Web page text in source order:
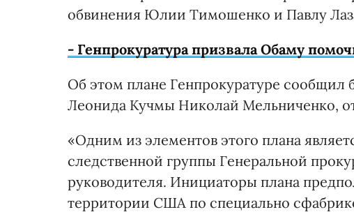
обвинения Юлии Тимошенко и Павлу
- Генпрокуратура призвала Обаму
Об этом плане Генпрокуратуре
Леонида Кучмы Николай Мельниченко,
«Одним из элементов этого плана
следственной группы Генеральной
руководителя. Инициаторы плана
территории США по специально